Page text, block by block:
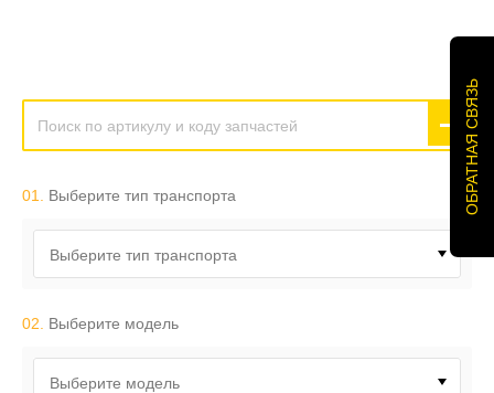
01. Выберите тип транспорта
Выберите тип транспорта
02. Выберите модель
Выберите модель
ОБРАТНАЯ СВЯЗЬ